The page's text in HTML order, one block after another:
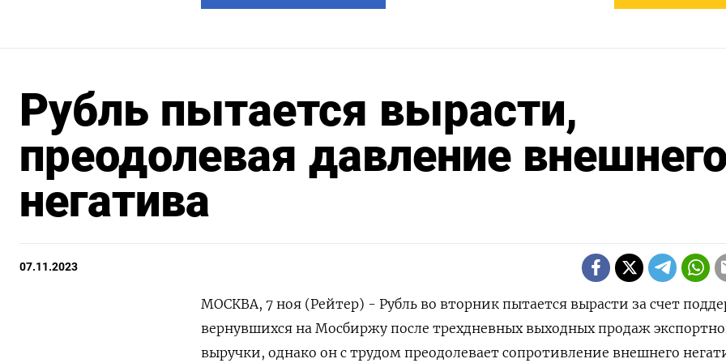
Рубль пытается вырасти,
преодолевая давление внешнего
негатива
07.11.2023
МОСКВА, 7 ноя (Рейтер) - Рубль во вторник пытается вырасти за счет
вернувшихся на Мосбиржу после трехдневных выходных продаж
выручки, однако он с трудом преодолевает сопротивление внешнего